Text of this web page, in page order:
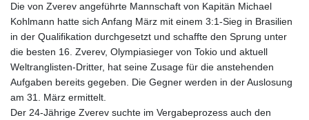
Die von Zverev angeführte Mannschaft von Kapitän Michael
Kohlmann hatte sich Anfang März mit einem 3:1-Sieg in Brasilien
in der Qualifikation durchgesetzt und schaffte den Sprung unter
die besten 16. Zverev, Olympiasieger von Tokio und aktuell
Weltranglisten-Dritter, hat seine Zusage für die anstehenden
Aufgaben bereits gegeben. Die Gegner werden in der Auslosung
am 31. März ermittelt.
Der 24-Jährige Zverev suchte im Vergabeprozess auch den